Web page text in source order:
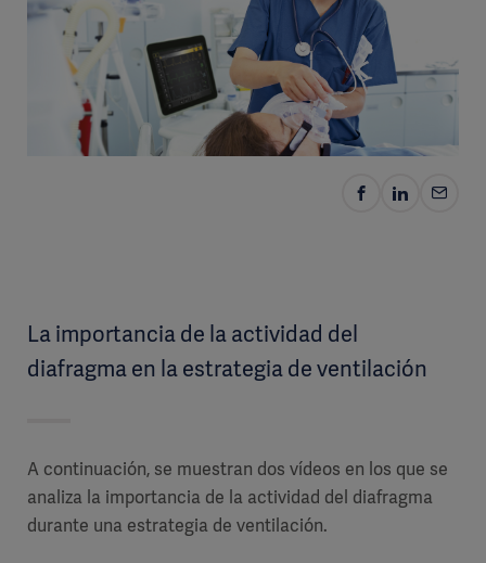
La importancia de la actividad del
diafragma en la estrategia de ventilación
A continuación, se muestran dos vídeos en los que se
analiza la importancia de la actividad del diafragma
durante una estrategia de ventilación.